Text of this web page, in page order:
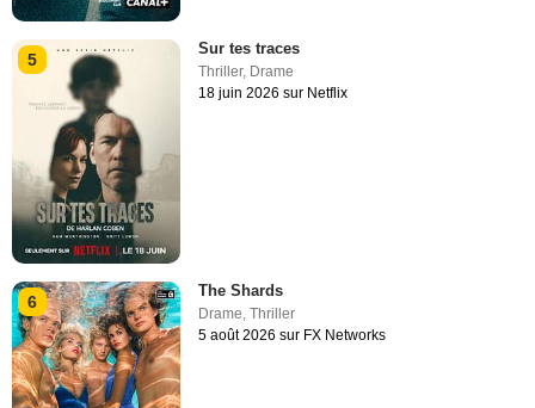
5
Sur tes traces
Thriller, Drame
18 juin 2026 sur Netflix
6
The Shards
Drame,Thriller
5 août 2026 sur FX Networks